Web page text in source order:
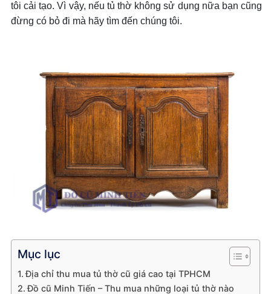
tôi cải tạo. Vì vậy, nếu tủ thờ không sử dụng nữa bạn cũng
đừng có bỏ đi mà hãy tìm đến chúng tôi.
Mục lục
Địa chỉ thu mua tủ thờ cũ giá cao tại TPHCM
Đồ cũ Minh Tiến – Thu mua những loại tủ thờ nào